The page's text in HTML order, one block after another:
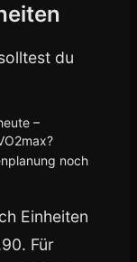
du
–
noch
Einheiten
Für